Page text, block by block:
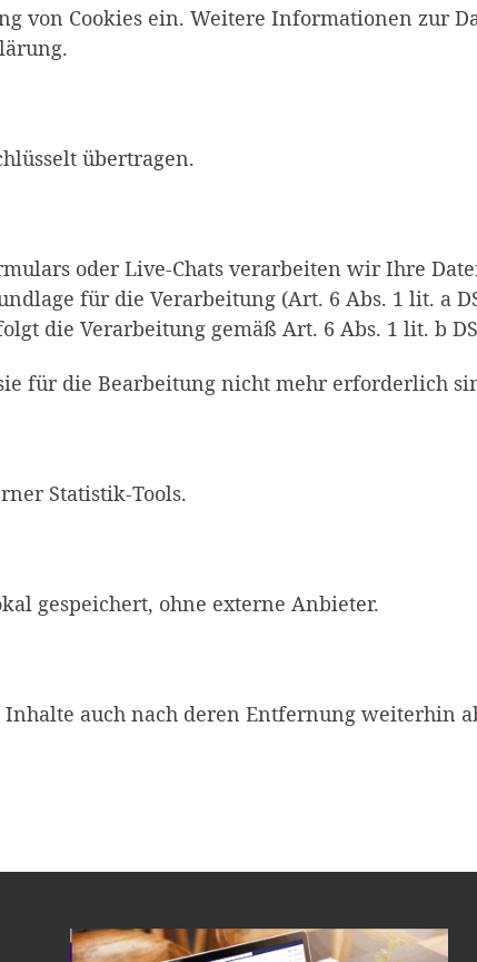
von Cookies ein. Weitere Informationen zur
übertragen.
oder Live-Chats verarbeiten wir Ihre
für die Verarbeitung (Art. 6 Abs. 1 lit. a
die Verarbeitung gemäß Art. 6 Abs. 1 lit. b
für die Bearbeitung nicht mehr erforderlich
Statistik-Tools.
gespeichert, ohne externe Anbieter.
auch nach deren Entfernung weiterhin